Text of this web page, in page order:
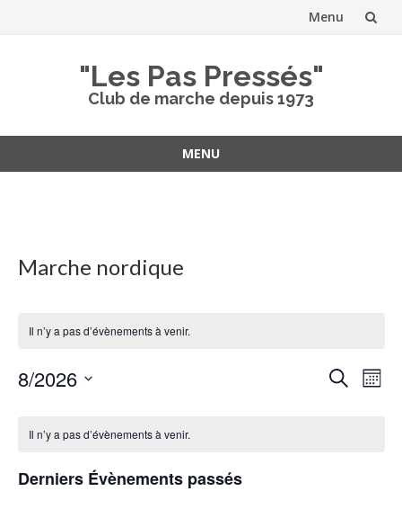
Menu
"Les Pas Pressés"
Club de marche depuis 1973
MENU
Marche nordique
Il n’y a pas d’évènements à venir.
Recherche
de
Mois
8/2026
date.
de
Il n’y a pas d’évènements à venir.
Derniers Évènements passés